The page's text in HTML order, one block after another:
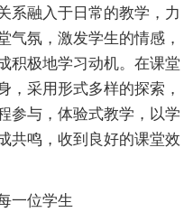
系融入于日常的教学，力
气氛，激发学生的情感，
积极地学习动机。在课堂
，采用形式多样的探索，
参与，体验式教学，以学
共鸣，收到良好的课堂效
一位学生